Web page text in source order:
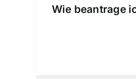
Wie beantrage